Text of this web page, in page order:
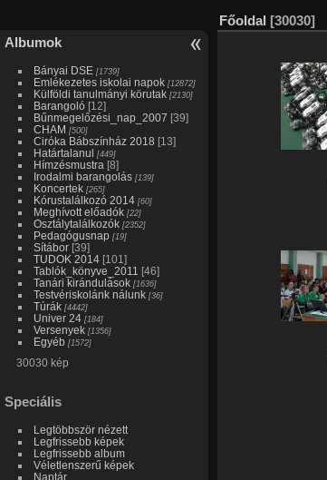
Albumok
Bányai DSE [1739]
Emlékezetes iskolai napok [12872]
Külföldi tanulmányi körutak [2130]
Barangoló [12]
Bűnmegelőzési_nap_2007 [39]
CHAM [500]
Ciróka Bábszínház 2018 [13]
Határtalanul [449]
Hímzésmustra [8]
Irodalmi barangolás [139]
Koncertek [265]
Kórustalálkozó 2014 [60]
Meghívott előadók [22]
Osztálytalálkozók [2352]
Pedagógusnap [19]
Sítábor [39]
TUDOK 2014 [101]
Tablók_könyve_2011 [46]
Tanári kirándulások [1636]
Testvériskolánk nálunk [36]
Túrák [4442]
Univer 24 [184]
Versenyek [1356]
Egyéb [1572]
30030 kép
Speciális
Legtöbbször nézett
Legfrissebb képek
Legfrissebb album
Véletlenszerű képek
Naptár
Főoldal [30030]